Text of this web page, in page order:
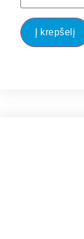
Į krepšelį